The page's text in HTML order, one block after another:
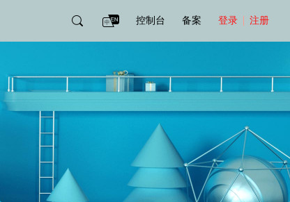
控制台 备案 登录 注册